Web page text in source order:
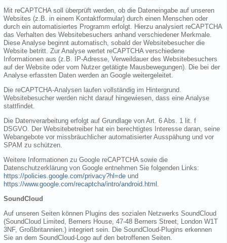
Mit reCAPTCHA soll überprüft werden, ob die Dateneingabe auf unseren
Websites (z.B. in einem Kontaktformular) durch einen Menschen oder
durch ein automatisiertes Programm erfolgt. Hierzu analysiert reCAPTCHA
das Verhalten des Websitebesuchers anhand verschiedener Merkmale.
Diese Analyse beginnt automatisch, sobald der Websitebesucher die
Website betritt. Zur Analyse wertet reCAPTCHA verschiedene
Informationen aus (z.B. IP-Adresse, Verweildauer des Websitebesuchers
auf der Website oder vom Nutzer getätigte Mausbewegungen). Die bei der
Analyse erfassten Daten werden an Google weitergeleitet.
Die reCAPTCHA-Analysen laufen vollständig im Hintergrund.
Websitebesucher werden nicht darauf hingewiesen, dass eine Analyse
stattfindet.
Die Datenverarbeitung erfolgt auf Grundlage von Art. 6 Abs. 1 lit. f
DSGVO. Der Websitebetreiber hat ein berechtigtes Interesse daran, seine
Webangebote vor missbräuchlicher automatisierter Ausspähung und vor
SPAM zu schützen.
Weitere Informationen zu Google reCAPTCHA sowie die
Datenschutzerklärung von Google entnehmen Sie folgenden Links:
https://policies.google.com/privacy?hl=de und
https://www.google.com/recaptcha/intro/android.html
SoundCloud
Auf unseren Seiten können Plugins des sozialen Netzwerks SoundCloud
(SoundCloud Limited, Berners House, 47-48 Berners Street, London W1T
3NF, Großbritannien.) integriert sein. Die SoundCloud-Plugins erkennen
Sie an dem SoundCloud-Logo auf den betroffenen Seiten.